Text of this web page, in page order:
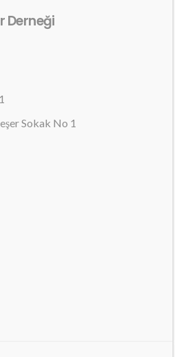
Derneği
Sokak No 1